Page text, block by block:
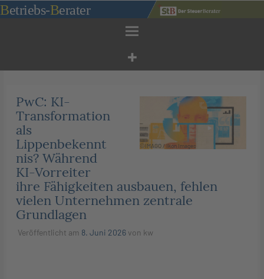
Zum
Inhalt
Betriebs-Berater
©IMAGO / Ikon Images
PwC: KI-
Transformation
als
Lippenbekennt
nis? Während
KI-Vorreiter
ihre Fähigkeiten ausbauen, fehlen
vielen Unternehmen zentrale
Grundlagen
Veröffentlicht am 8. Juni 2026von kw